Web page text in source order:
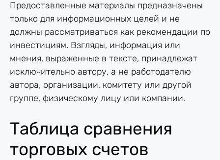
Предоставленные материалы предназначены
только для информационных целей и не
должны рассматриваться как рекомендации по
инвестициям. Взгляды, информация или
мнения, выраженные в тексте, принадлежат
исключительно автору, а не работодателю
автора, организации, комитету или другой
группе, физическому лицу или компании.
Таблица сравнения
торговых счетов